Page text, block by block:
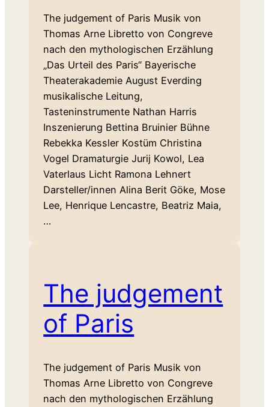
The judgement of Paris Musik von
Thomas Arne Libretto von Congreve
nach den mythologischen Erzählung
„Das Urteil des Paris“ Bayerische
Theaterakademie August Everding
musikalische Leitung,
Tasteninstrumente Nathan Harris
Inszenierung Bettina Bruinier Bühne
Rebekka Kessler Kostüm Christina
Vogel Dramaturgie Jurij Kowol, Lea
Vaterlaus Licht Ramona Lehnert
Darsteller/innen Alina Berit Göke, Mose
Lee, Henrique Lencastre, Beatriz Maia,
…
The judgement
of Paris
The judgement of Paris Musik von
Thomas Arne Libretto von Congreve
nach den mythologischen Erzählung